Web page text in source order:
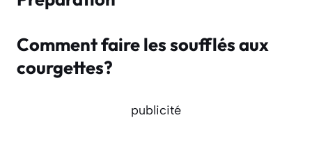
Comment faire les soufflés aux
courgettes?
publicité